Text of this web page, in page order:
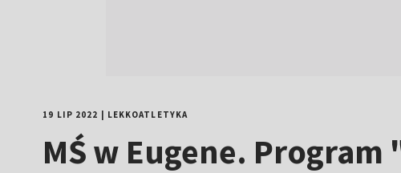
19 LIP 2022 LEKKOATLETYKA
MŚ w Eugene.